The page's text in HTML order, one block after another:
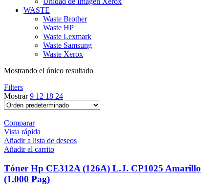
WASTE
Waste Brother
Waste HP
Waste Lexmark
Waste Samsung
Waste Xerox
Mostrando el único resultado
Filters
Mostrar9 12 18 24
Comparar
Vista rápida
Añadir a lista de deseos
Añadir al carrito
Tóner Hp CE312A (126A) L.J. CP1025 Amarillo
(1.000 Pag)